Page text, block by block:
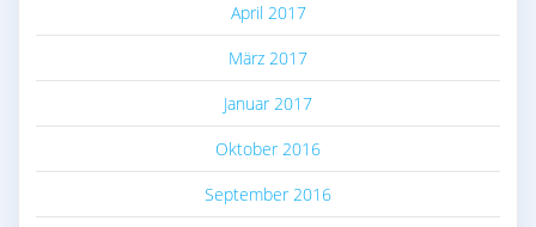
April 2017
März 2017
Januar 2017
Oktober 2016
September 2016